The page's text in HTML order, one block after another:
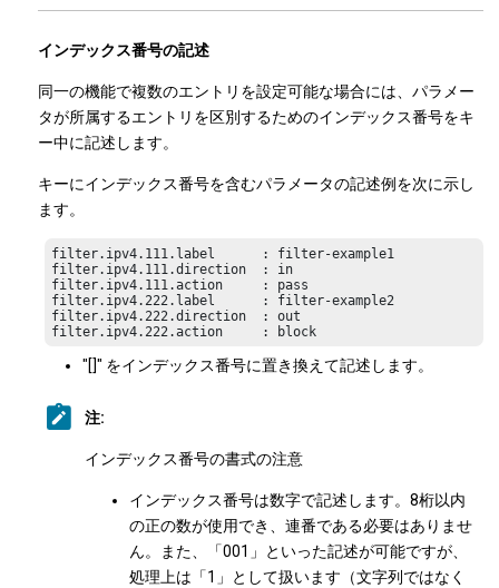
インデックス番号の記述
同一の機能で複数のエントリを設定可能な場合には、パラメー
タが所属するエントリを区別するためのインデックス番号をキ
ー中に記述します。
キーにインデックス番号を含むパラメータの記述例を次に示し
ます。
filter.ipv4.111.label      : filter-example1
filter.ipv4.111.direction  : in
filter.ipv4.111.action     : pass
filter.ipv4.222.label      : filter-example2
filter.ipv4.222.direction  : out
filter.ipv4.222.action     : block
"[]" をインデックス番号に置き換えて記述します。
注:
インデックス番号の書式の注意
インデックス番号は数字で記述します。8桁以内
の正の数が使用でき、連番である必要はありませ
ん。また、「001」といった記述が可能ですが、
処理上は「1」として扱います（文字列ではなく